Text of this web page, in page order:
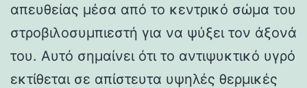
απευθείας μέσα από το κεντρικό σώμα του
στροβιλοσυμπιεστή για να ψύξει τον άξονά
του. Αυτό σημαίνει ότι το αντιψυκτικό υγρό
εκτίθεται σε απίστευτα υψηλές θερμικές